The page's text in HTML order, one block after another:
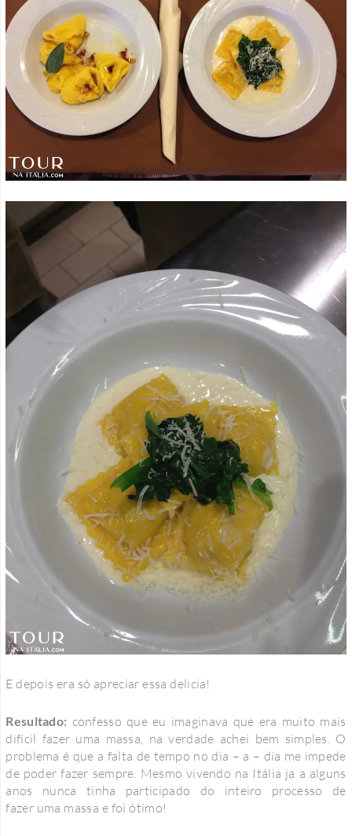
E depois era só apreciar essa delicia!
Resultado: confesso que eu imaginava que era muito mais
difícil fazer uma massa, na verdade achei bem simples. O
problema é que a falta de tempo no dia – a – dia me impede
de poder fazer sempre. Mesmo vivendo na Itália ja a alguns
anos nunca tinha participado do inteiro processo de
fazer uma massa e foi ótimo!